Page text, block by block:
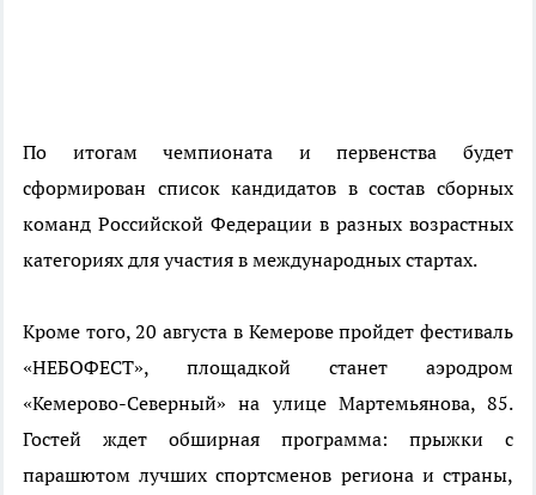
По итогам чемпионата и первенства будет
сформирован список кандидатов в состав сборных
команд Российской Федерации в разных возрастных
категориях для участия в международных стартах.
Кроме того, 20 августа в Кемерове пройдет фестиваль
«НЕБОФЕСТ», площадкой станет аэродром
«Кемерово-Северный» на улице Мартемьянова, 85.
Гостей ждет обширная программа: прыжки с
парашютом лучших спортсменов региона и страны,